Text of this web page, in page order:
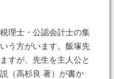
理士・公認会計士の集
う方がいます。飯塚先
すが、先生を主人公と
（高杉良 著）が書か